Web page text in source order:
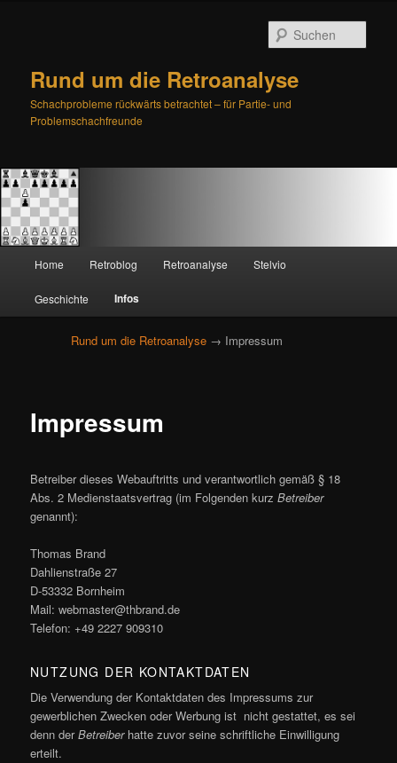
Rund um die Retroanalyse
Schachprobleme rückwärts betrachtet – für Partie- und
Problemschachfreunde
Zum
primären
Inhalt
Zum
sekundären
Inhalt
Home Retroblog Retroanalyse Stelvio
Geschichte Infos
Rund um die Retroanalyse → Impressum
Impressum
Betreiber dieses Webauftritts und verantwortlich gemäß § 18
Abs. 2 Medienstaatsvertrag (im Folgenden kurzBetreiber
genannt):
Thomas Brand
Dahlienstraße 27
D-53332 Bornheim
Mail: webmaster@thbrand.de
Telefon: +49 2227 909310
NUTZUNG DER KONTAKTDATEN
Die Verwendung der Kontaktdaten des Impressums zur
gewerblichen Zwecken oder Werbung ist nicht gestattet, es sei
denn derBetreiberhatte zuvor seine schriftliche Einwilligung
erteilt.